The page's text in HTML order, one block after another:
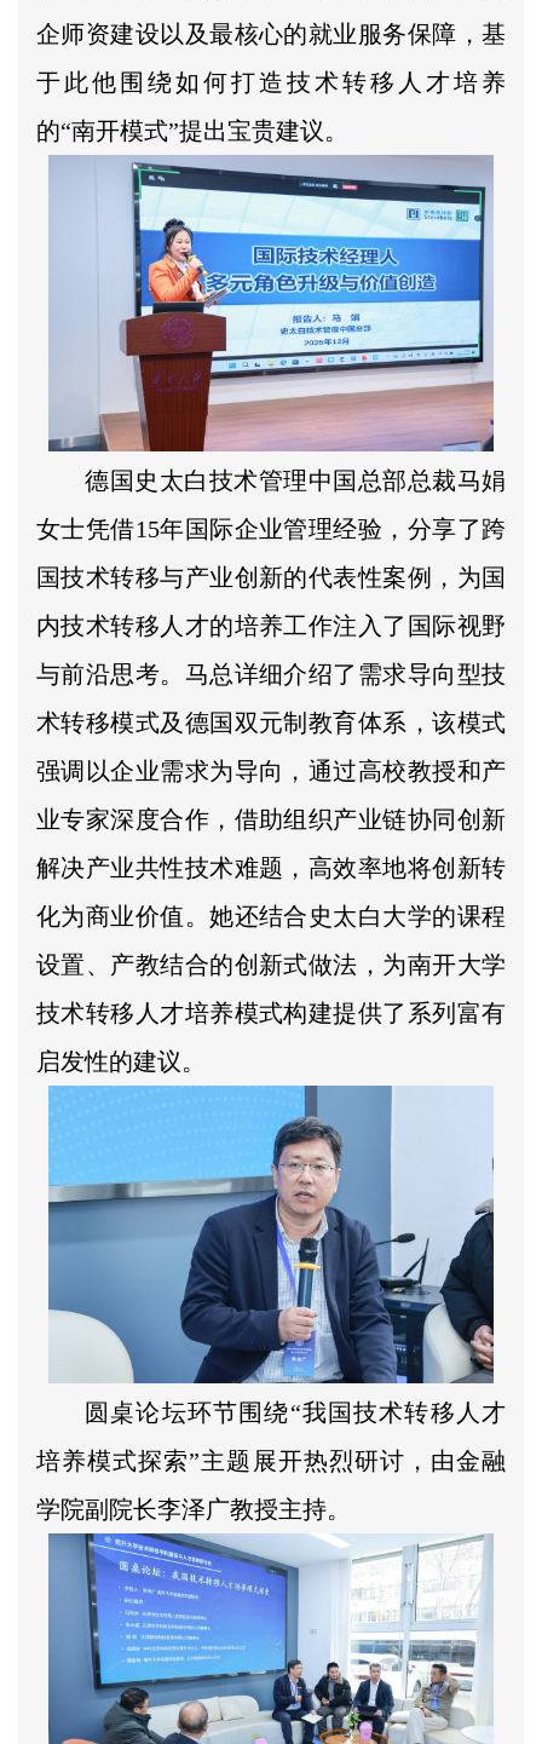
企师资建设以及最核心的就业服务保障，基
于此他围绕如何打造技术转移人才培养
的“南开模式”提出宝贵建议。
德国史太白技术管理中国总部总裁马娟
女士凭借15年国际企业管理经验，分享了跨
国技术转移与产业创新的代表性案例，为国
内技术转移人才的培养工作注入了国际视野
与前沿思考。马总详细介绍了需求导向型技
术转移模式及德国双元制教育体系，该模式
强调以企业需求为导向，通过高校教授和产
业专家深度合作，借助组织产业链协同创新
解决产业共性技术难题，高效率地将创新转
化为商业价值。她还结合史太白大学的课程
设置、产教结合的创新式做法，为南开大学
技术转移人才培养模式构建提供了系列富有
启发性的建议。
圆桌论坛环节围绕“我国技术转移人才
培养模式探索”主题展开热烈研讨，由金融
学院副院长李泽广教授主持。